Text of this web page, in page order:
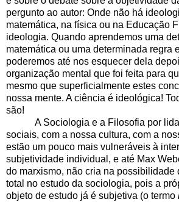
pergunto ao autor: Onde não há
matemática, na física ou na Educação
ideologia. Quando aprendemos uma
matemática ou uma determinada regra
poderemos até nos esquecer dela
organização mental que foi feita para
mesmo que superficialmente estes
nossa mente. A ciência é ideológica!
são!
A Sociologia e a Filosofia por
sociais, com a nossa cultura, com a
estão um pouco mais vulneráveis à
subjetividade individual, e até Max
do marxismo, não cria na possibilidade
total no estudo da sociologia, pois a
objeto de estudo já é subjetiva (o termo